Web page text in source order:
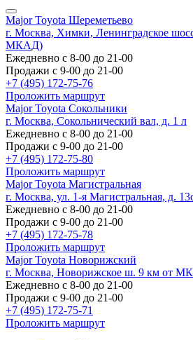
Major Toyota Шереметьево
г. Москва, Химки, Ленинградское
МКАД)
Ежедневно с 8-00 до 21-00
Продажи с 9-00 до 21-00
+7 (495) 172-75-76
Проложить маршрут
Major Toyota Сокольники
г. Москва, Сокольнический вал, д. 1 л
Ежедневно с 8-00 до 21-00
Продажи с 9-00 до 21-00
+7 (495) 172-75-80
Проложить маршрут
Major Toyota Магистральная
г. Москва, ул. 1-я Магистральная, д.
Ежедневно с 8-00 до 21-00
Продажи с 9-00 до 21-00
+7 (495) 172-75-78
Проложить маршрут
Major Toyota Новорижский
г. Москва, Новорижское ш. 9 км от
Ежедневно с 8-00 до 21-00
Продажи с 9-00 до 21-00
+7 (495) 172-75-71
Проложить маршрут